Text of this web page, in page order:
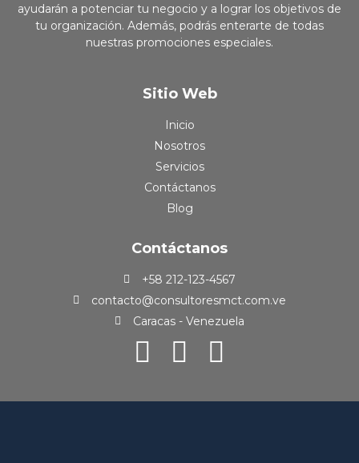
ayudarán a potenciar tu negocio y a lograr los objetivos de
tu organización. Además, podrás enterarte de todas
nuestras promociones especiales.
Sitio Web
Inicio
Nosotros
Servicios
Contáctanos
Blog
Contáctanos
+58 212-123-4567
contacto@consultoresmct.com.ve
Caracas - Venezuela